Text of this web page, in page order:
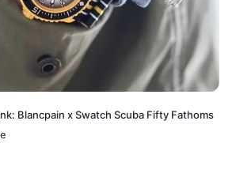
Blancpain x Swatch Scuba Fifty Fathoms